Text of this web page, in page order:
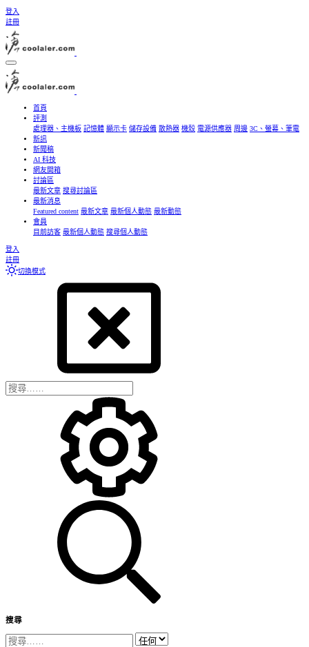
登入
註冊
首頁
評測
處理器、主機板 記憶體 顯示卡 儲存設備 散熱器 機殼 電源供應器 周邊 3C、螢幕、筆電
新訊
新聞稿
AI 科技
網友開箱
討論區
最新文章 搜尋討論區
最新消息
Featured content 最新文章 最新個人動態 最新動態
會員
目前訪客 最新個人動態 搜尋個人動態
登入
註冊
切換模式
搜尋